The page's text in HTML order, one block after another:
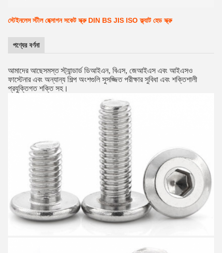
স্টেইনলেস স্টীল হেক্সাগন সকেট স্ক্রু DIN BS JIS ISO ফ্ল্যাট হেড স্ক্রু
পণ্যের বর্ণনা
আমাদের আছেসমস্ত স্ট্যান্ডার্ড ডিআইএন, বিএস, জেআইএস এবং আইএসও
ফাস্টেনার এবং অন্যান্য শিল্প অংশগুলি সুসজ্জিত পরীক্ষার সুবিধা এবং শক্তিশালী
প্রযুক্তিগত শক্তি সহ।